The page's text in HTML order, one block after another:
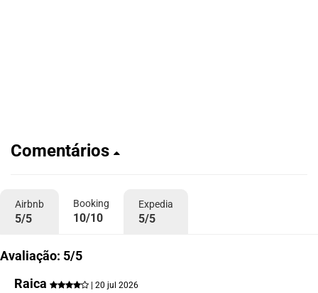
Comentários
Airbnb
5/5
Booking
10/10
Expedia
5/5
Avaliação: 5/5
Raica
| 20 jul 2026